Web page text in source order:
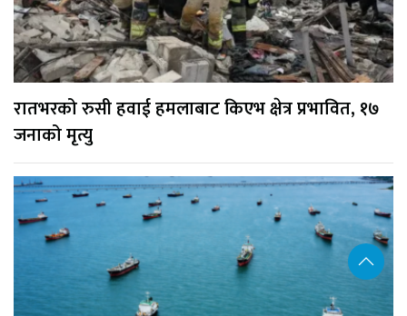
रातभरको रुसी हवाई हमलाबाट किएभ क्षेत्र प्रभावित, १७
जनाको मृत्यु